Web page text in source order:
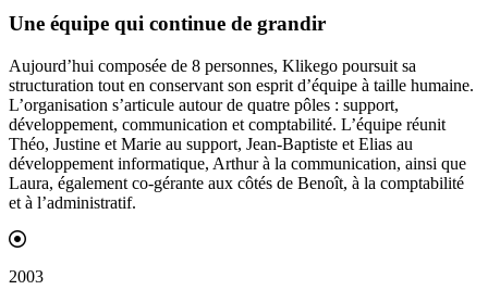
Une équipe qui continue de grandir
Aujourd’hui composée de 8 personnes, Klikego poursuit sa
structuration tout en conservant son esprit d’équipe à taille humaine.
L’organisation s’articule autour de quatre pôles : support,
développement, communication et comptabilité. L’équipe réunit
Théo, Justine et Marie au support, Jean-Baptiste et Elias au
développement informatique, Arthur à la communication, ainsi que
Laura, également co-gérante aux côtés de Benoît, à la comptabilité
et à l’administratif.
2003